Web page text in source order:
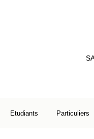
Etudiants Particuliers